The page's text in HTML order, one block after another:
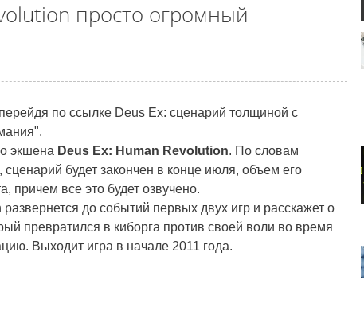
просто огромный
по ссылке Deus Ex: сценарий толщиной с
экшена Deus Ex: Human Revolution. По словам
будет закончен в конце июля, объем его
причем все это будет озвучено.
до событий первых двух игр и расскажет о
превратился в киборга против своей воли во время
Выходит игра в начале 2011 года.